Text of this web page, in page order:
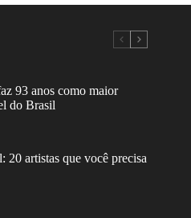
93 anos como maior
do Brasil
20 artistas que você precisa